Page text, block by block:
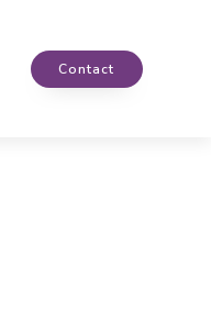
Contact